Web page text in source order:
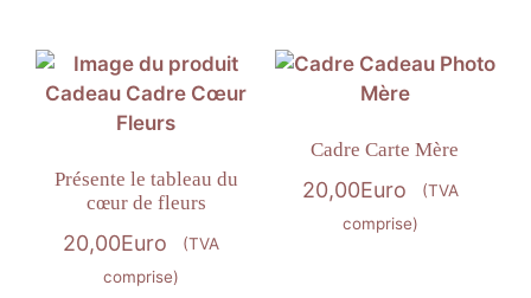
Présente le tableau du
cœur de fleurs
20,00Euro
(TVA
comprise)
Cadre Carte Mère
20,00Euro
(TVA
comprise)